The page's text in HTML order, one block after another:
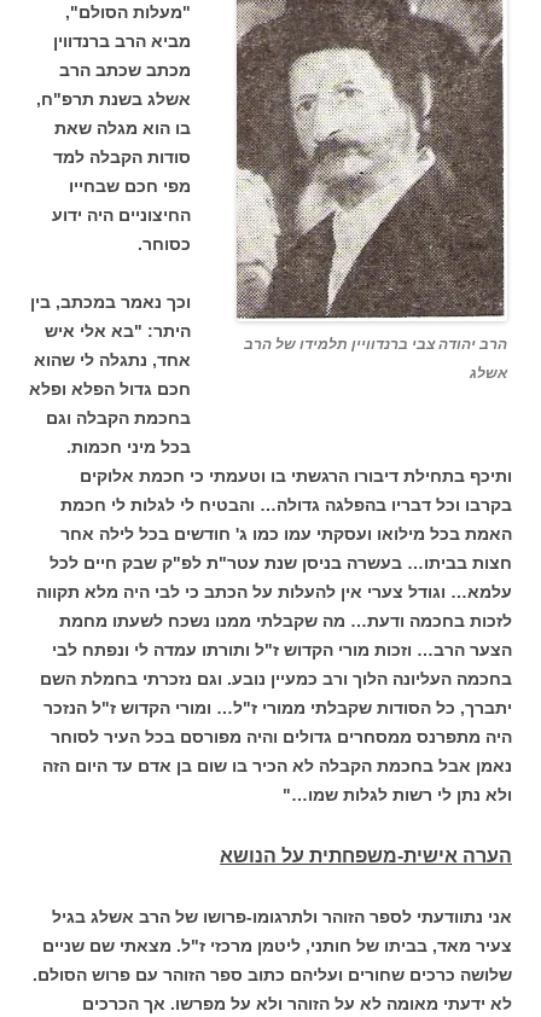
הרב יהודה צבי ברנדוויין תלמידו של הרב
אשלג
"מעלות הסולם",
מביא הרב ברנדווין
מכתב שכתב הרב
אשלג בשנת תרפ"ח,
בו הוא מגלה שאת
סודות הקבלה למד
מפי חכם שבחייו
החיצוניים היה ידוע
כסוחר.
וכך נאמר במכתב, בין
היתר: "בא אלי איש
אחד, נתגלה לי שהוא
חכם גדול הפלא ופלא
בחכמת הקבלה וגם
בכל מיני חכמות.
ותיכף בתחילת דיבורו הרגשתי בו וטעמתי כי חכמת אלוקים
בקרבו וכל דבריו בהפלגה גדולה… והבטיח לי לגלות לי חכמת
האמת בכל מילואו ועסקתי עמו כמו ג' חודשים בכל לילה אחר
חצות בביתו… בעשרה בניסן שנת עטר"ת לפ"ק שבק חיים לכל
עלמא… וגודל צערי אין להעלות על הכתב כי לבי היה מלא תקווה
לזכות בחכמה ודעת… מה שקבלתי ממנו נשכח לשעתו מחמת
הצער הרב… וזכות מורי הקדוש ז"ל ותורתו עמדה לי ונפתח לבי
בחכמה העליונה הלוך ורב כמעיין נובע. וגם נזכרתי בחמלת השם
יתברך, כל הסודות שקבלתי ממורי ז"ל… ומורי הקדוש ז"ל הנזכר
היה מתפרנס ממסחרים גדולים והיה מפורסם בכל העיר לסוחר
נאמן אבל בחכמת הקבלה לא הכיר בו שום בן אדם עד היום הזה
ולא נתן לי רשות לגלות שמו…"
הערה אישית-משפחתית על הנושא
אני נתוודעתי לספר הזוהר ולתרגומו-פרושו של הרב אשלג בגיל
צעיר מאד, בביתו של חותני, ליטמן מרכזי ז"ל. מצאתי שם שניים
שלושה כרכים שחורים ועליהם כתוב ספר הזוהר עם פרוש הסולם.
לא ידעתי מאומה לא על הזוהר ולא על מפרשו. אך הכרכים